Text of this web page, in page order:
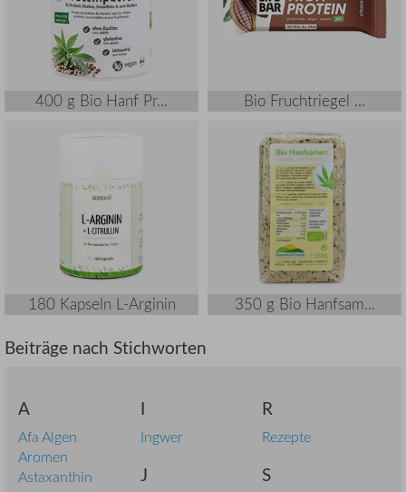
400 g Bio Hanf Pr... Bio Fruchtriegel ...
180 Kapseln L-Arginin 350 g Bio Hanfsam...
Beiträge nach Stichworten
A
Afa Algen
Aromen
Astaxanthin
I
Ingwer
J
R
Rezepte
S